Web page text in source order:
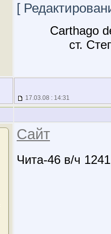
[
Carthago
ст.
17.03.08 : 14:31
Сайт
Чита-46 в/ч